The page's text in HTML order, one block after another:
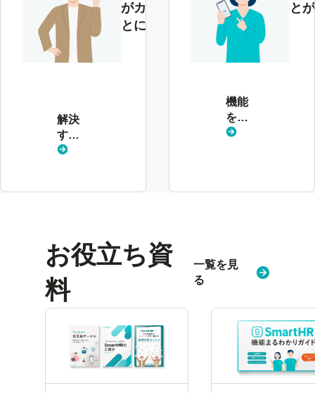
がカテゴリご
とにわかる
解決
する
課題
と
機能
を見
る
お役立ち資
料
一覧を見
る